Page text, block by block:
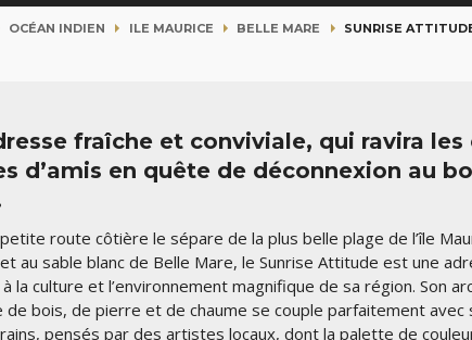
OCÉAN INDIEN ILE MAURICE BELLE MARE SUNRISE
fraîche et conviviale, qui ravira
d’amis en quête de déconnexion au
route côtière le sépare de la plus belle plage de l’île
au sable blanc de Belle Mare, le Sunrise Attitude est une
la culture et l’environnement magnifique de sa région. Son
de bois, de pierre et de chaume se couple parfaitement avec
pensés par des artistes locaux, dont la palette de